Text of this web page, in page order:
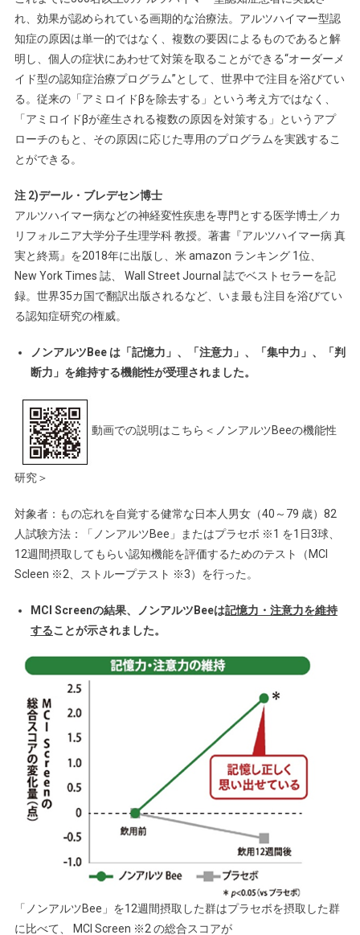
れ、効果が認められている画期的な治療法。アルツハイマー型認
知症の原因は単一的ではなく、複数の要因によるものであると解
明し、個人の症状にあわせて対策を取ることができる“オーダーメ
イド型の認知症治療プログラム”として、世界中で注目を浴びてい
る。従来の「アミロイドβを除去する」という考え方ではなく、
「アミロイドβが産生される複数の原因を対策する」というアプ
ローチのもと、その原因に応じた専用のプログラムを実践するこ
とができる。
注 2)デール・ブレデセン博士
アルツハイマー病などの神経変性疾患を専門とする医学博士／カ
リフォルニア大学分子生理学科 教授。著書『アルツハイマー病 真
実と終焉』を2018年に出版し、米 amazon ランキング 1位、
New York Times 誌、 Wall Street Journal 誌でベストセラーを記
録。世界35カ国で翻訳出版されるなど、いま最も注目を浴びてい
る認知症研究の権威。
ノンアルツBee は「記憶力」、「注意力」、「集中力」、「判
断力」を維持する機能性が受理されました。
動画での説明はこちら＜ノンアルツBeeの機能性
研究＞
対象者：もの忘れを自覚する健常な日本人男女（40～79 歳）82
人試験方法：「ノンアルツBee」またはプラセボ ※1 を1日3球、
12週間摂取してもらい認知機能を評価するためのテスト（MCI
Scleen ※2、ストループテスト ※3）を行った。
MCI Screenの結果、ノンアルツBeeは記憶力・注意力を維持
することが示されました。
「ノンアルツBee」を12週間摂取した群はプラセボを摂取した群
に比べて、 MCI Screen ※2 の総合スコアが